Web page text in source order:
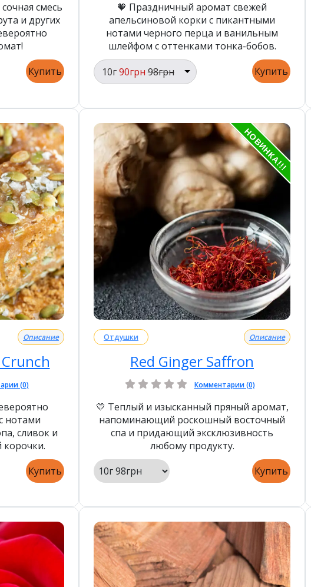
смесь
и других
Купить
🧡 Праздничный аромат свежей
апельсиновой корки с пикантными
нотами черного перца и ванильным
шлейфом с оттенками тонка-бобов.
10г90грн 98грн Купить
Описание
(0)
нотами
сливок и
корочки.
Купить
НОВИНКА!!!
Отдушки Описание
Red Ginger Saffron
Комментарии (0)
💛 Теплый и изысканный пряный аромат,
напоминающий роскошный восточный
спа и придающий эксклюзивность
любому продукту.
Купить